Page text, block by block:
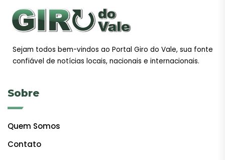
Sejam todos bem-vindos ao Portal Giro do Vale, sua fonte
confiável de notícias locais, nacionais e internacionais.
Sobre
Quem Somos
Contato